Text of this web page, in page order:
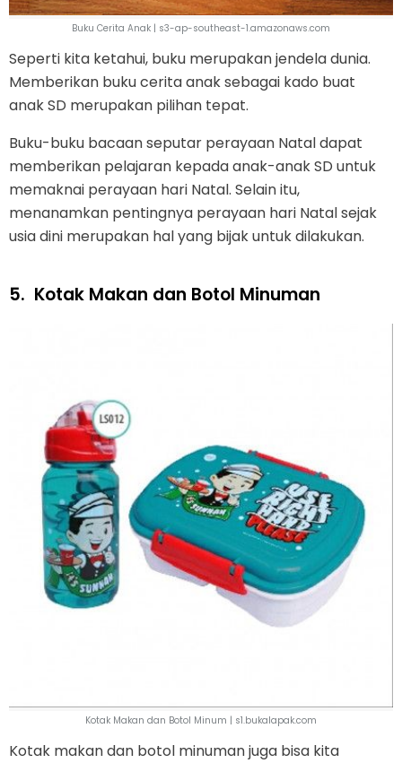
Buku Cerita Anak | s3-ap-southeast-1.amazonaws.com
Seperti kita ketahui, buku merupakan jendela dunia.
Memberikan buku cerita anak sebagai kado buat
anak SD merupakan pilihan tepat.
Buku-buku bacaan seputar perayaan Natal dapat
memberikan pelajaran kepada anak-anak SD untuk
memaknai perayaan hari Natal. Selain itu,
menanamkan pentingnya perayaan hari Natal sejak
usia dini merupakan hal yang bijak untuk dilakukan.
5. Kotak Makan dan Botol Minuman
Kotak Makan dan Botol Minum | s1.bukalapak.com
Kotak makan dan botol minuman juga bisa kita